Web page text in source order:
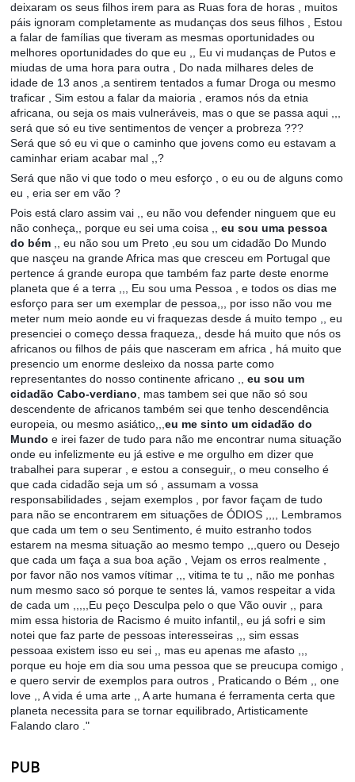
deixaram os seus filhos irem para as Ruas fora de horas , muitos
páis ignoram completamente as mudanças dos seus filhos , Estou
a falar de famílias que tiveram as mesmas oportunidades ou
melhores oportunidades do que eu ,, Eu vi mudanças de Putos e
miudas de uma hora para outra , Do nada milhares deles de
idade de 13 anos ,a sentirem tentados a fumar Droga ou mesmo
traficar , Sim estou a falar da maioria , eramos nós da etnia
africana, ou seja os mais vulneráveis, mas o que se passa aqui ,,,
será que só eu tive sentimentos de vençer a probreza ???
Será que só eu vi que o caminho que jovens como eu estavam a
caminhar eriam acabar mal ,,?
Será que não vi que todo o meu esforço , o eu ou de alguns como
eu , eria ser em vão ?
Pois está claro assim vai ,, eu não vou defender ninguem que eu
não conheça,, porque eu sei uma coisa ,,eu sou uma pessoa
do bém ,, eu não sou um Preto ,eu sou um cidadão Do Mundo
que nasçeu na grande Africa mas que cresceu em Portugal que
pertence á grande europa que também faz parte deste enorme
planeta que é a terra ,,, Eu sou uma Pessoa , e todos os dias me
esforço para ser um exemplar de pessoa,,, por isso não vou me
meter num meio aonde eu vi fraquezas desde á muito tempo ,, eu
presenciei o começo dessa fraqueza,, desde há muito que nós os
africanos ou filhos de páis que nasceram em africa , há muito que
presencio um enorme desleixo da nossa parte como
representantes do nosso continente africano ,, eu sou um
cidadão Cabo-verdiano, mas tambem sei que não só sou
descendente de africanos também sei que tenho descendência
europeia, ou mesmo asiático,,,eu me sinto um cidadão do
Mundo e irei fazer de tudo para não me encontrar numa situação
onde eu infelizmente eu já estive e me orgulho em dizer que
trabalhei para superar , e estou a conseguir,, o meu conselho é
que cada cidadão seja um só , assumam a vossa
responsabilidades , sejam exemplos , por favor façam de tudo
para não se encontrarem em situações de ÓDIOS ,,,, Lembramos
que cada um tem o seu Sentimento, é muito estranho todos
estarem na mesma situação ao mesmo tempo ,,,quero ou Desejo
que cada um faça a sua boa ação , Vejam os erros realmente ,
por favor não nos vamos vítimar ,,, vitima te tu ,, não me ponhas
num mesmo saco só porque te sentes lá, vamos respeitar a vida
de cada um ,,,,,Eu peço Desculpa pelo o que Vão ouvir ,, para
mim essa historia de Racismo é muito infantil,, eu já sofri e sim
notei que faz parte de pessoas interesseiras ,,, sim essas
pessoaa existem isso eu sei ,, mas eu apenas me afasto ,,,
porque eu hoje em dia sou uma pessoa que se preucupa comigo ,
e quero servir de exemplos para outros , Praticando o Bém ,, one
love ,, A vida é uma arte ,, A arte humana é ferramenta certa que
planeta necessita para se tornar equilibrado, Artisticamente
Falando claro ."
PUB